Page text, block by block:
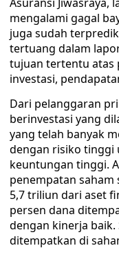
mengalami gagal
juga sudah
tertuang dalam
tujuan tertentu atas
investasi,
Dari pelanggaran
berinvestasi yang
yang telah banyak
dengan risiko tinggi
keuntungan tinggi.
penempatan saham
5,7 triliun dari aset
persen dana
dengan kinerja baik.
ditempatkan di